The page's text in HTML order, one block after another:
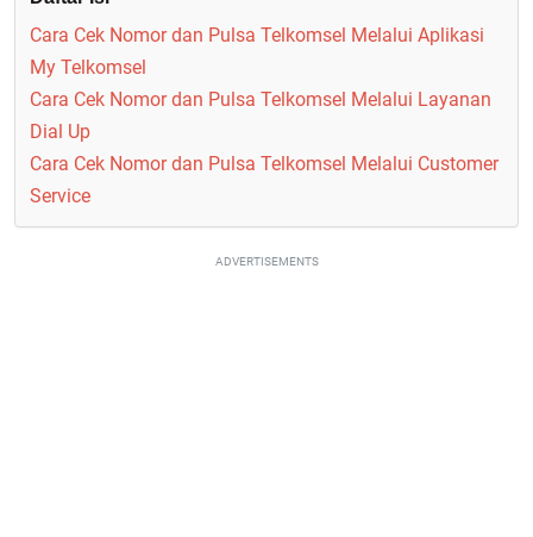
Cara Cek Nomor dan Pulsa Telkomsel Melalui Aplikasi
My Telkomsel
Cara Cek Nomor dan Pulsa Telkomsel Melalui Layanan
Dial Up
Cara Cek Nomor dan Pulsa Telkomsel Melalui Customer
Service
ADVERTISEMENTS